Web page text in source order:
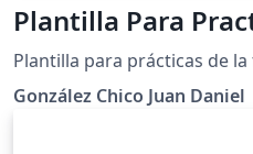
Plantilla Para
Plantilla para prácticas de
González Chico Juan Daniel